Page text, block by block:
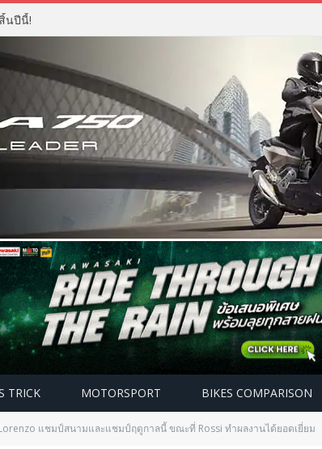
นปีนี้!
TRICK MOTORSPORT BIKES COMPARISON
แชมป์สนามและแชมป์ฤดูกาลนี้ ขณะที่ Rossi ทำผลงานได้ยอดเยี่ยม